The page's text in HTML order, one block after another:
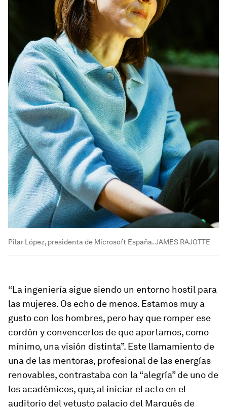
Pilar López, presidenta de Microsoft España. JAMES RAJOTTE
“La ingeniería sigue siendo un entorno hostil para
las mujeres. Os echo de menos. Estamos muy a
gusto con los hombres, pero hay que romper ese
cordón y convencerlos de que aportamos, como
mínimo, una visión distinta”. Este llamamiento de
una de las mentoras, profesional de las energías
renovables, contrastaba con la “alegría” de uno de
los académicos, que, al iniciar el acto en el
auditorio del vetusto palacio del Marqués de